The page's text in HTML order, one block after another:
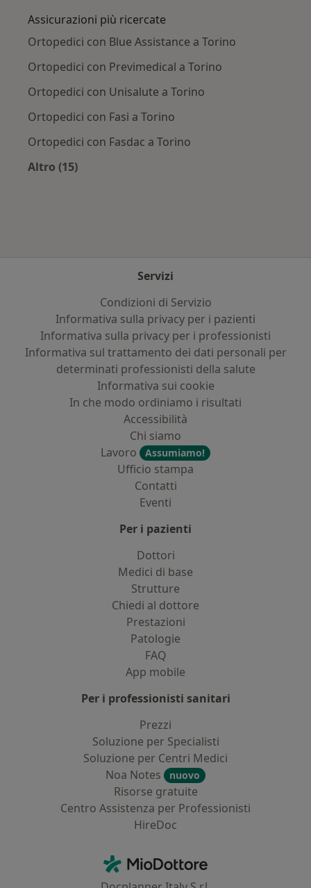
Assicurazioni più ricercate
Ortopedici con Blue Assistance a Torino
Ortopedici con Previmedical a Torino
Ortopedici con Unisalute a Torino
Ortopedici con Fasi a Torino
Ortopedici con Fasdac a Torino
Altro (15)
Servizi
Condizioni di Servizio
Informativa sulla privacy per i pazienti
Informativa sulla privacy per i professionisti
Informativa sul trattamento dei dati personali per
determinati professionisti della salute
Informativa sui cookie
In che modo ordiniamo i risultati
Accessibilità
Chi siamo
Lavoro
Assumiamo!
Ufficio stampa
Contatti
Eventi
Per i pazienti
Dottori
Medici di base
Strutture
Chiedi al dottore
Prestazioni
Patologie
FAQ
App mobile
Per i professionisti sanitari
Prezzi
Soluzione per Specialisti
Soluzione per Centri Medici
Noa Notes
nuovo
Risorse gratuite
Centro Assistenza per Professionisti
HireDoc
MioDottore - Homepage